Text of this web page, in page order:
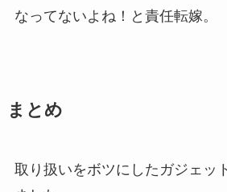
なってないよね！と責任転嫁。
まとめ
取り扱いをボツにしたガジェッ